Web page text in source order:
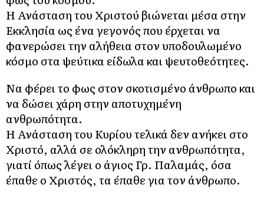
Η Ανάσταση του Χριστού βιώνεται μέσα στην
Εκκλησία ως ένα γεγονός που έρχεται να
φανερώσει την αλήθεια στον υποδουλωμένο
κόσμο στα ψεύτικα είδωλα και ψευτοθεότητες.
Να φέρει το φως στον σκοτισμένο άνθρωπο και
να δώσει χάρη στην αποτυχημένη
ανθρωπότητα.
Η Ανάσταση του Κυρίου τελικά δεν ανήκει στο
Χριστό, αλλά σε ολόκληρη την ανθρωπότητα,
γιατί όπως λέγει ο άγιος Γρ. Παλαμάς, όσα
έπαθε ο Χριστός, τα έπαθε για τον άνθρωπο.